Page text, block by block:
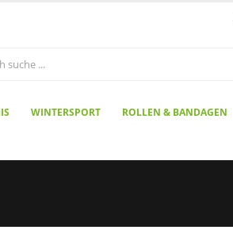
WINTERSPORT ROLLEN & BANDAGEN